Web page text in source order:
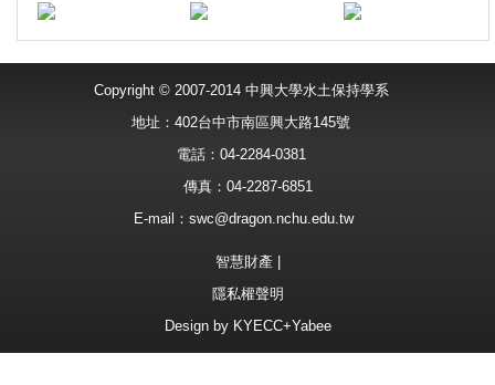
Copyright © 2007-2014 中興大學水土保持學系
地址：402台中市南區興大路145號
電話：04-2284-0381
傳真：04-2287-6851
E-mail： swc@dragon.nchu.edu.tw
智慧財產
隱私權聲明
Design by KYECC+Yabee